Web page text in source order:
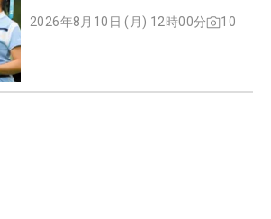
2026年8月10日 (月) 12時00分 10